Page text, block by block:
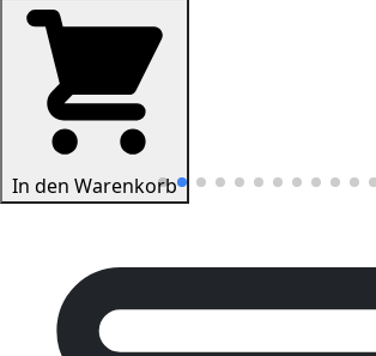
In den Warenkorb